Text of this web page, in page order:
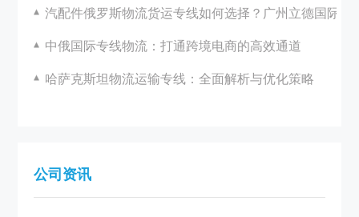
汽配件俄罗斯物流货运专线如何选择？广州立德国际物
中俄国际专线物流：打通跨境电商的高效通道
哈萨克斯坦物流运输专线：全面解析与优化策略
公司资讯